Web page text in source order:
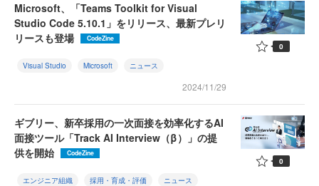
Microsoft、「Teams Toolkit for Visual
Studio Code 5.10.1」をリリース、最新プレリ
リースも登場
CodeZine
Visual Studio Microsoft ニュース
2024/11/29
0
ギブリー、新卒採用の一次面接を効率化するAI
面接ツール「Track AI Interview（β）」の提
供を開始
CodeZine
エンジニア組織 採用・育成・評価 ニュース
0